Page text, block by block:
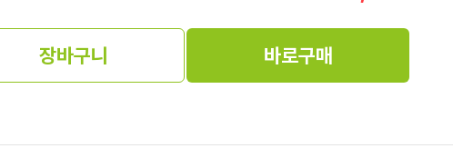
장바구니 바로구매